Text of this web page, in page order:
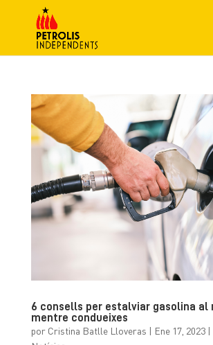
6 consells per estalviar gasolina al
mentre condueixes
por Cristina Batlle Lloveras | Ene 17, 2023|